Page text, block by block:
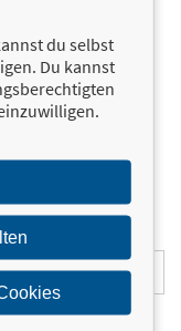
und
Stand über das
du selbst
Du kannst